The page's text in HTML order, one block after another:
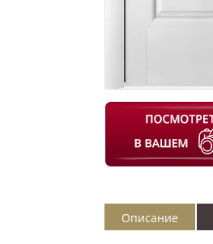
Описание